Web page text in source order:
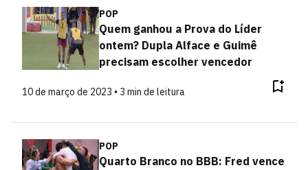
POP
Quem ganhou a Prova do Líder
ontem? Dupla Alface e Guimê
precisam escolher vencedor
10 de março de 2023 • 3 min de leitura
POP
Quarto Branco no BBB: Fred vence